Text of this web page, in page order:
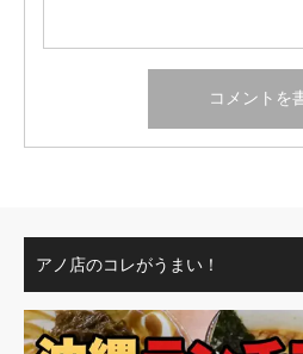
アノ店のコレがうまい！